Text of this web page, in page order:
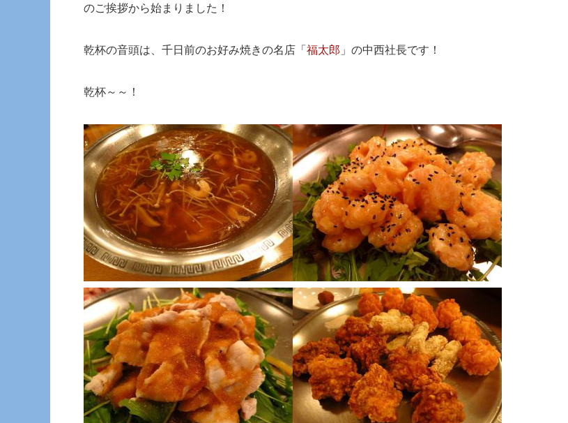
のご挨拶から始まりました！
乾杯の音頭は、千日前のお好み焼きの名店「 福太郎 」の中西社長です！
乾杯～～！